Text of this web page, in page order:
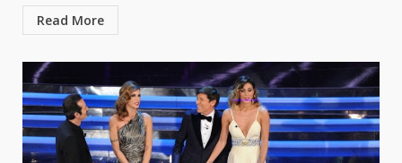
Read More